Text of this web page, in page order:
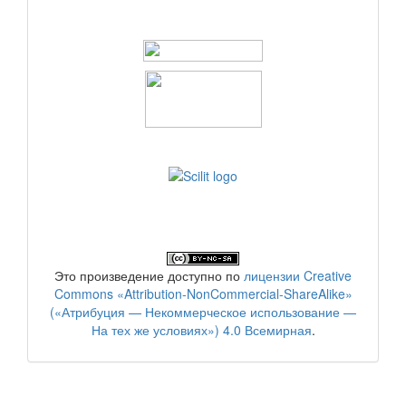
Это произведение доступно по лицензии Creative
Commons «Attribution-NonCommercial-ShareAlike»
(«Атрибуция — Некоммерческое использование —
На тех же условиях») 4.0 Всемирная.